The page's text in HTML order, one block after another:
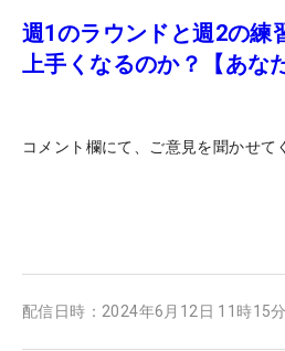
週1のラウンドと週2の練
上手くなるのか？【あな
コメント欄にて、ご意見を聞かせて
配信日時： 2024年6月12日 11時15分